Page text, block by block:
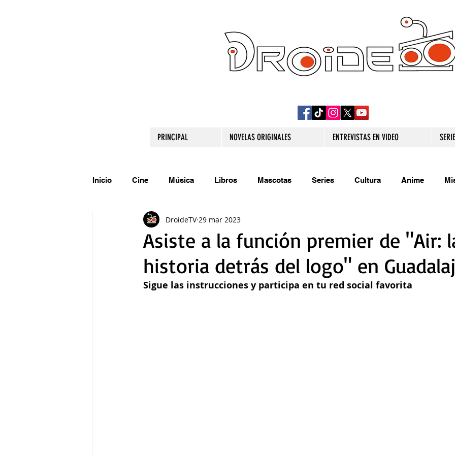
PRINCIPAL NOVELAS ORIGINALES ENTREVISTAS EN VIDEO
Inicio Cine Música Libros Mascotas Series Cultura Anime
Comparte tu talento Relatos originales
Gastronomía Tecnología
Asiste a la función premier de "Air:
historia detrás del logo" en
DroideTV 29 mar 2023
Sigue las instrucciones y participa en tu red social favorita